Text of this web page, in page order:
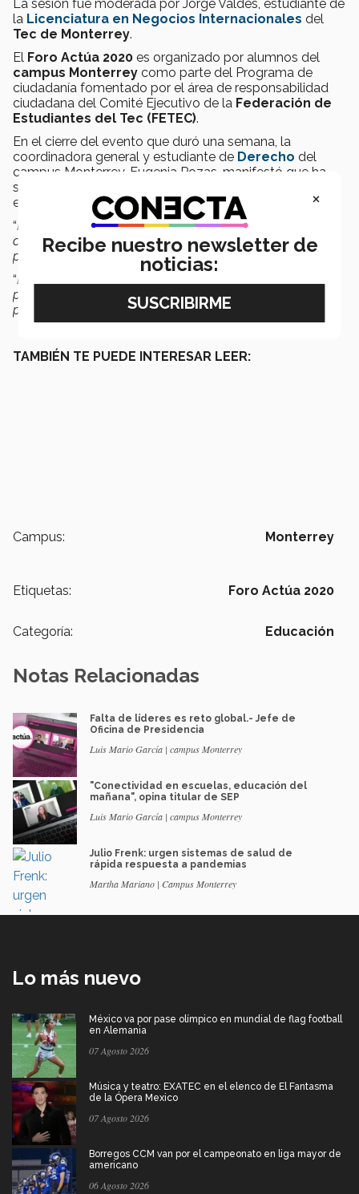
La sesión fue moderada por Jorge Valdés, estudiante de
la Licenciatura en Negocios Internacionales del
Tec de Monterrey.
El Foro Actúa 2020 es organizado por alumnos del
campus Monterrey como parte del Programa de
ciudadanía fomentado por el área de responsabilidad
ciudadana del Comité Ejecutivo de la Federación de
Estudiantes del Tec (FETEC).
En el cierre del evento que duró una semana, la
coordinadora general y estudiante de Derecho del
campus Monterrey, Eugenia Pozas, manifestó que ha
sido un ejercicio para promover los valores ciudadanos
en los alumnos y la comunidad en general.
“Nuestro camino en la búsqueda de seguir haciendo
ciudadanía no acaba aquí, esto debe ser un objetivo
permanente y duradero.
“Estamos seguros que este evento ha sido una semilla
para crear individuos acticos cada vez más interesados
por su entorno
”, expresó.
TAMBIÉN TE PUEDE INTERESAR LEER:
Campus: Monterrey
Etiquetas: Foro Actúa 2020
Categoría: Educación
Notas Relacionadas
Falta de líderes es reto global.- Jefe de
Oficina de Presidencia
Luis Mario García | campus Monterrey
"Conectividad en escuelas, educación del
mañana", opina titular de SEP
Luis Mario García | campus Monterrey
Julio Frenk: urgen sistemas de salud de
rápida respuesta a pandemias
Martha Mariano | Campus Monterrey
Lo más nuevo
México va por pase olímpico en mundial de flag football
en Alemania
07 Agosto 2026
Música y teatro: EXATEC en el elenco de El Fantasma
de la Ópera Mexico
07 Agosto 2026
Borregos CCM van por el campeonato en liga mayor de
americano
06 Agosto 2026
×
Recibe nuestro newsletter de
noticias: